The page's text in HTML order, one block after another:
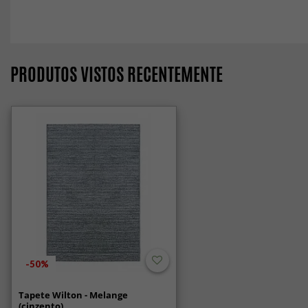
PRODUTOS VISTOS RECENTEMENTE
-50%
Tapete Wilton - Melange